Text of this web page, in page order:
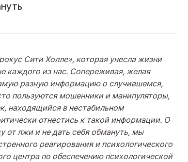
Сити Холле», которая унесла жизни
каждого из нас. Сопереживая, желая
разную информацию о случившемся,
пользуются мошенники и манипуляторы,
находящийся в нестабильном
отнестись к такой информации. О
от лжи и не дать себя обмануть, мы
реагирования и психологического
центра по обеспечению психологической